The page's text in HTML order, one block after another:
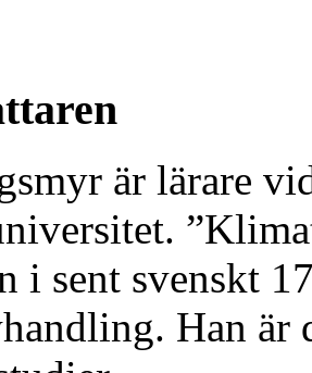
är lärare
i sent svenskt
Han är